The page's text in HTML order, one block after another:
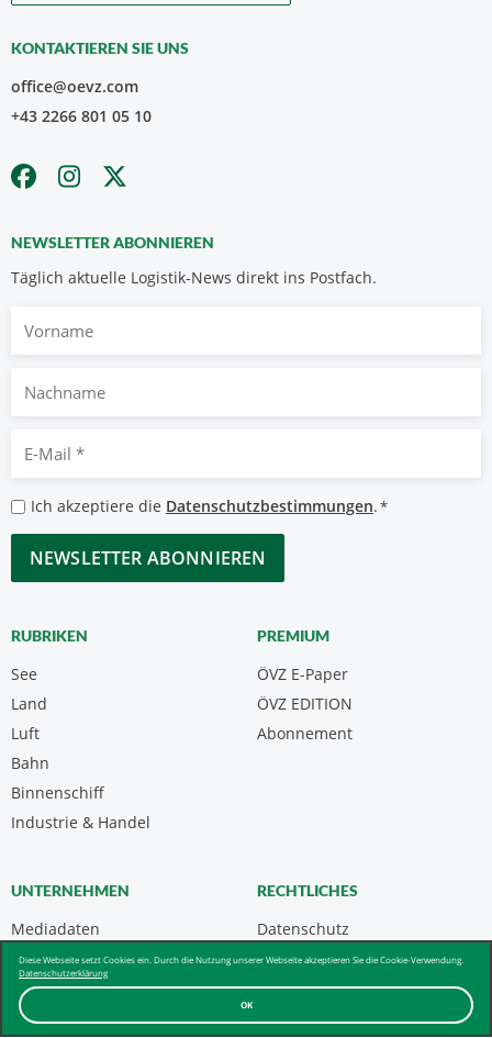
OK
Diese Webseite setzt Cookies ein. Durch die Nutzung unserer Webseite akzeptieren Sie die Cookie-Verwendung.
Datenschutzerklärung
KONTAKTIEREN SIE UNS
office@oevz.com
+43 2266 801 05 10
NEWSLETTER ABONNIEREN
Täglich aktuelle Logistik-News direkt ins Postfach.
Nachname
Mail
*
Datenschutzbestimmungen
*
Ich akzeptiere die Datenschutzbestimmungen.*
CAPTCHA
RUBRIKEN
See
Land
Luft
Bahn
Binnenschiff
Industrie & Handel
PREMIUM
ÖVZ E-Paper
Abonnement
ÖVZ EDITION
UNTERNEHMEN
Mediadaten
Kontakt
Über uns & AGB
RECHTLICHES
Datenschutz
Impressum